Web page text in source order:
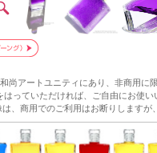
尚アートユニティにあり、非商用
っていただければ、ご自由にお使い
、商用でのご利用はお断りします